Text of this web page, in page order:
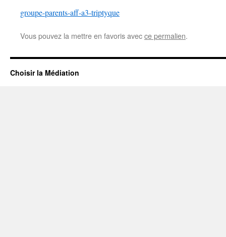
groupe-parents-aff-a3-triptyque
Vous pouvez la mettre en favoris avecce permalien.
Choisir la Médiation